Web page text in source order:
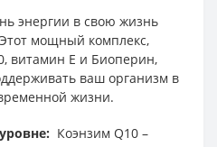
энергии в свою жизнь
мощный комплекс,
витамин Е и Биоперин,
ваш организм в
жизни.
Коэнзим Q10 –